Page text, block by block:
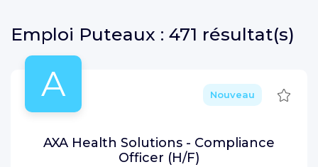
Emploi Puteaux : 471 résultat(s)
A Nouveau
AXA Health Solutions - Compliance
Officer (H/F)